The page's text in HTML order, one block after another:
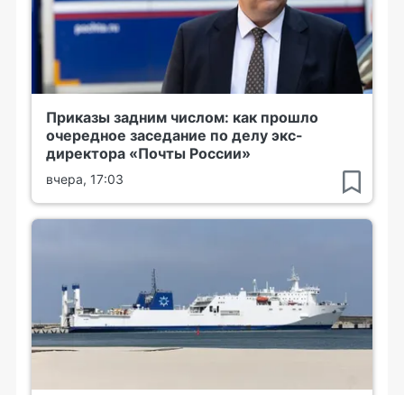
Приказы задним числом: как прошло
очередное заседание по делу экс-
директора «Почты России»
вчера, 17:03